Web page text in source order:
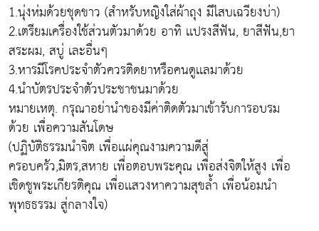
1.นุ่งห่มด้วยชุดขาว (สำหรับหญิงใส่ผ้าถุง มีไสบเฉวียงบ่า)
2.เตรียมเครื่องใช้ส่วนตัวมาด้วย อาทิ เเปรงสีฟัน, ยาสีฟัน,ยา
สระผม, สบู่ เละอื่นๆ
3.หารมีโรคประจำตัวควรติดยาหรือคนดูเเลมาด้วย
4.นำบัตรประจำตัวประชาชนมาด้วย
หมายเหตุ. กรุณาอย่านำของมีค่าติดตัวมาเข้ารับการอบรม
ด้วย เพื่อความสันโดษ
(ปฏิบัติธรรมนำจิต เพื่อเเผ่คุณงามความดีสู่
ครอบครัว,มิตร,สหาย เพื่อตอบพระคุณ เพื่อส่งจิตให้สูง เพื่อ
เชิดชูพระเกียรติคุณ เพื่อเเสวงหาความสุขล้ำ เพื่อน้อมนำ
พุทธธรรม สู่กลางใจ)